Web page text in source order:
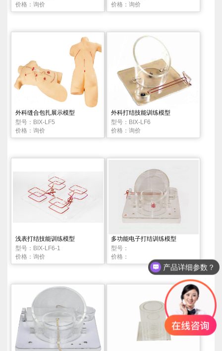
价格：询价
价格：询价
外科缝合包扎展示模型
型号：BIX-LF5
价格：询价
外科打结技能训练模型
型号：BIX-LF6
价格：询价
浅表打结技能训练模型
型号：BIX-LF6-1
价格：询价
多功能电子打结训练模型
型号：
价格：
产品详细参数？